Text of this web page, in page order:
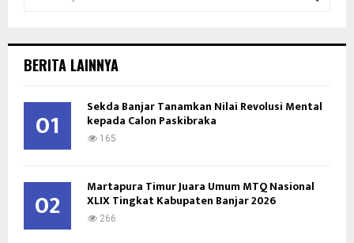
h
o
H
BERITA LAINNYA
01 Sekda Banjar Tanamkan Nilai Revolusi Mental
kepada Calon Paskibraka
165
02 Martapura Timur Juara Umum MTQ Nasional
XLIX Tingkat Kabupaten Banjar 2026
266